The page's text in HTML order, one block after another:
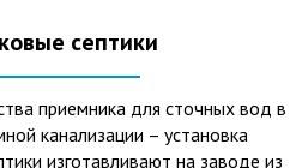
септики
приемника для сточных вод в
канализации – установка
изготавливают на заводе из